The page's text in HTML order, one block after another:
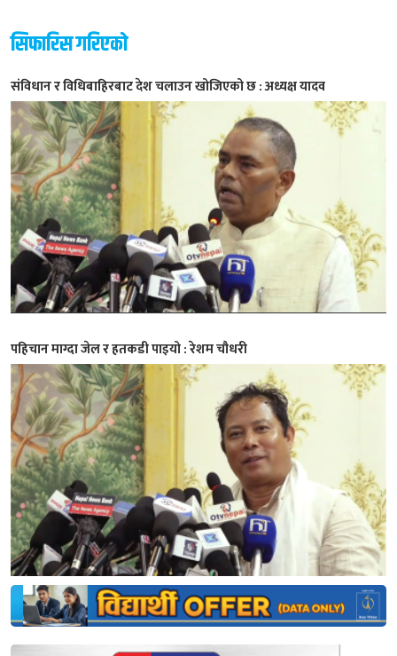
सिफारिस गरिएको
संविधान र विधिबाहिरबाट देश चलाउन खोजिएको छ : अध्यक्ष यादव
पहिचान माग्दा जेल र हतकडी पाइयो : रेशम चौधरी